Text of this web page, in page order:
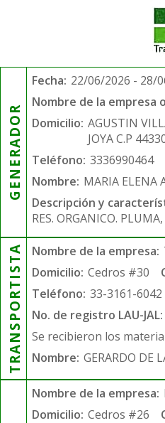
GENERADOR
Fecha: 22/06/2026 - 28/
Nombre de la empresa
Domicilio: AGUSTIN
JOYA C.P
Teléfono: 3336990464
Nombre: MARIA ELENA
Descripción y
RES. ORGANICO.
TRANSPORTISTA Nombre de la empresa:
Domicilio: Cedros #30
Teléfono: 33-3161-6042
No. de registro LAU-JAL:
Se recibieron los
Nombre: GERARDO DE
Nombre de la empresa:
Domicilio: Cedros #26